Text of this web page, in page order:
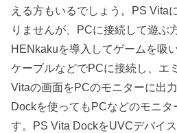
える方もいるでしょう。PS Vita
りませんが、PCに接続して遊ぶ
HENkakuを導入してゲームを吸
ケーブルなどでPCに接続し、エ
Vitaの画面をPCのモニターに出
Dockを使ってもPCなどのモニタ
す。PS Vita DockをUVCデバイ